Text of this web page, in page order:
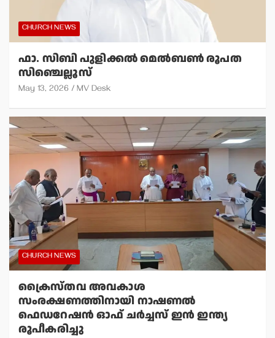
CHURCH NEWS
ഫാ. സിബി പുളിക്കല്‍ മെല്‍ബണ്‍ രൂപത
സിഞ്ചെല്ലൂസ്
May 13, 2026 MV Desk
CHURCH NEWS
ക്രൈസ്തവ അവകാശ
സംരക്ഷണത്തിനായി നാഷണല്‍
ഫെഡറേഷന്‍ ഓഫ് ചര്‍ച്ചസ് ഇന്‍ ഇന്ത്യ
രൂപീകരിച്ചു